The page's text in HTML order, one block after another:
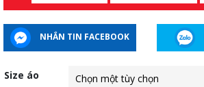
NHẮN TIN FACEBOOK
Size áo